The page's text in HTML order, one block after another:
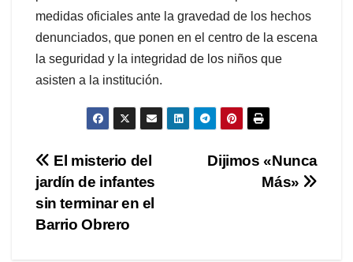
medidas oficiales ante la gravedad de los hechos
denunciados, que ponen en el centro de la escena
la seguridad y la integridad de los niños que
asisten a la institución.
Navegación
de
entradas
Dijimos «Nunca
Más»
El misterio del
jardín de infantes
sin terminar en el
Barrio Obrero